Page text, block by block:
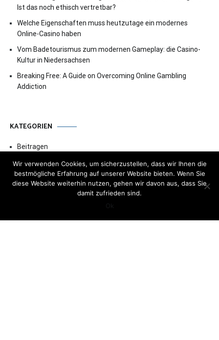
Ist das noch ethisch vertretbar?
Welche Eigenschaften muss heutzutage ein modernes
Online-Casino haben
Vom Badetourismus zum modernen Gameplay: die Casino-
Kultur in Niedersachsen
Breaking Free: A Guide on Overcoming Online Gambling
Addiction
KATEGORIEN
Beitragen
Beliebt
Benutzerfragen
Wir verwenden Cookies, um sicherzustellen, dass wir Ihnen die
bestmögliche Erfahrung auf unserer Website bieten. Wenn Sie
diese Website weiterhin nutzen, gehen wir davon aus, dass Sie
damit zufrieden sind.
Ok